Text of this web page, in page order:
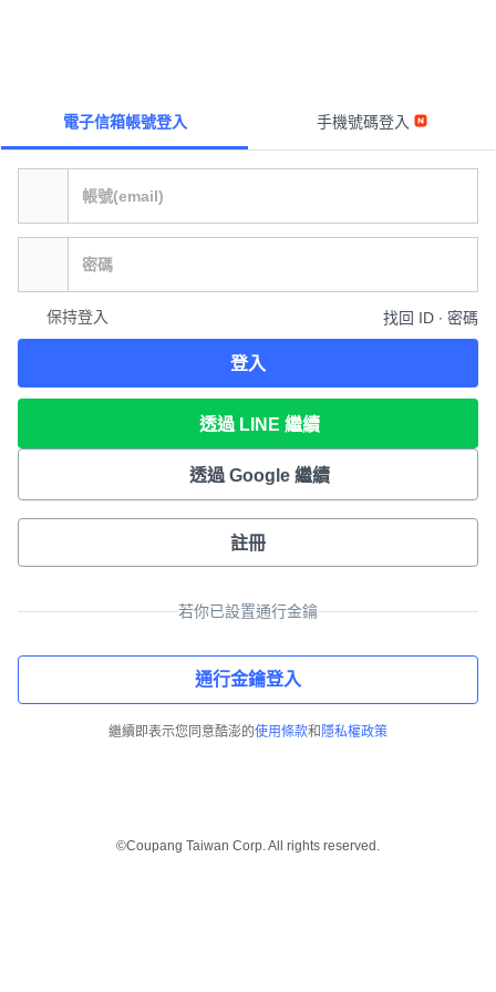
電子信箱帳號登入 手機號碼登入
保持登入 找回 ID ∙ 密碼
登入
透過 LINE 繼續
透過 Google 繼續
註冊
若你已設置通行金鑰
通行金鑰登入
繼續即表示您同意酷澎的使用條款和 隱私權政策
©Coupang Taiwan Corp. All rights reserved.